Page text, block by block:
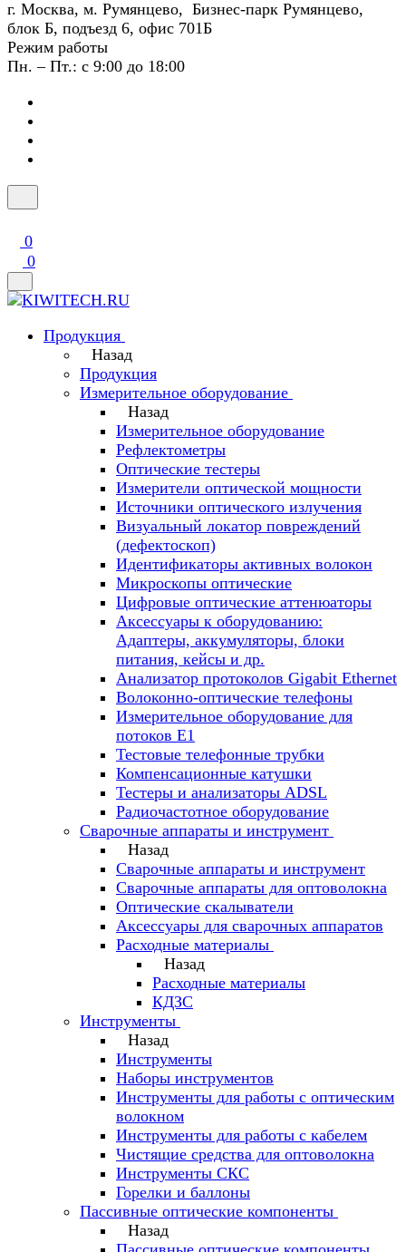
г. Москва, м. Румянцево, Бизнес-парк Румянцево,
блок Б, подъезд 6, офис 701Б
Режим работы
Пн. – Пт.: с 9:00 до 18:00
0
0
Продукция
Назад
Продукция
Измерительное оборудование
Назад
Измерительное оборудование
Рефлектометры
Оптические тестеры
Измерители оптической мощности
Источники оптического излучения
Визуальный локатор повреждений
(дефектоскоп)
Идентификаторы активных волокон
Микроскопы оптические
Цифровые оптические аттенюаторы
Аксессуары к оборудованию:
Адаптеры, аккумуляторы, блоки
питания, кейсы и др.
Анализатор протоколов Gigabit Ethernet
Волоконно-оптические телефоны
Измерительное оборудование для
потоков Е1
Тестовые телефонные трубки
Компенсационные катушки
Тестеры и анализаторы ADSL
Радиочастотное оборудование
Сварочные аппараты и инструмент
Назад
Сварочные аппараты и инструмент
Сварочные аппараты для оптоволокна
Оптические скалыватели
Аксессуары для сварочных аппаратов
Расходные материалы
Назад
Расходные материалы
КДЗС
Инструменты
Назад
Инструменты
Наборы инструментов
Инструменты для работы с оптическим
волокном
Инструменты для работы с кабелем
Чистящие средства для оптоволокна
Инструменты СКС
Горелки и баллоны
Пассивные оптические компоненты
Назад